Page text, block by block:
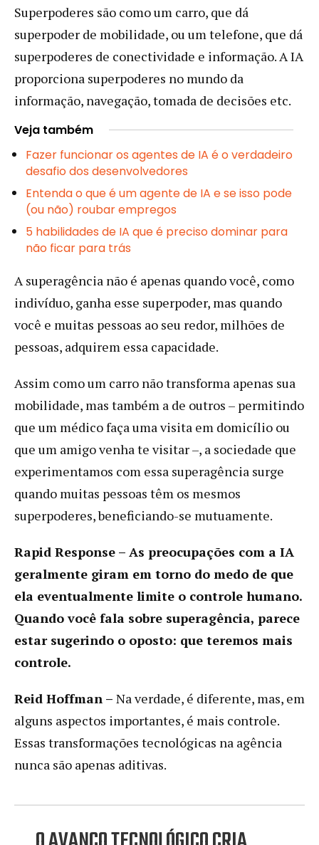
Superpoderes são como um carro, que dá
superpoder de mobilidade, ou um telefone, que dá
superpoderes de conectividade e informação. A IA
proporciona superpoderes no mundo da
informação, navegação, tomada de decisões etc.
Veja também
Fazer funcionar os agentes de IA é o verdadeiro
desafio dos desenvolvedores
Entenda o que é um agente de IA e se isso pode
(ou não) roubar empregos
5 habilidades de IA que é preciso dominar para
não ficar para trás
A superagência não é apenas quando você, como
indivíduo, ganha esse superpoder, mas quando
você e muitas pessoas ao seu redor, milhões de
pessoas, adquirem essa capacidade.
Assim como um carro não transforma apenas sua
mobilidade, mas também a de outros – permitindo
que um médico faça uma visita em domicílio ou
que um amigo venha te visitar –, a sociedade que
experimentamos com essa superagência surge
quando muitas pessoas têm os mesmos
superpoderes, beneficiando-se mutuamente.
Rapid Response – As preocupações com a IA
geralmente giram em torno do medo de que
ela eventualmente limite o controle humano.
Quando você fala sobre superagência, parece
estar sugerindo o oposto: que teremos mais
controle.
Reid Hoffman – Na verdade, é diferente, mas, em
alguns aspectos importantes, é mais controle.
Essas transformações tecnológicas na agência
nunca são apenas aditivas.